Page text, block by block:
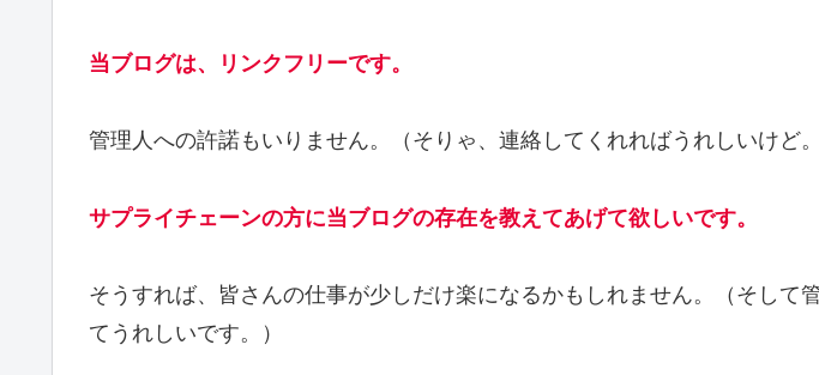
当ブログは、リンクフリーです。
管理人への許諾もいりません。（そりゃ、連絡してくれればうれしいけど。
サプライチェーンの方に当ブログの存在を教えてあげて欲しいです。
そうすれば、皆さんの仕事が少しだけ楽になるかもしれません。（そして
てうれしいです。）